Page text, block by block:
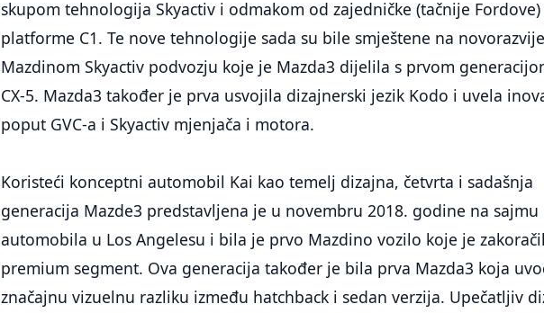
skupom tehnologija Skyactiv i odmakom od zajedničke (tačnije Fordove)
platforme C1. Te nove tehnologije sada su bile smještene na
Mazdinom Skyactiv podvozju koje je Mazda3 dijelila s prvom
CX-5. Mazda3 također je prva usvojila dizajnerski jezik Kodo i uvela
poput GVC-a i Skyactiv mjenjača i motora.
Koristeći konceptni automobil Kai kao temelj dizajna, četvrta i sadašnja
generacija Mazde3 predstavljena je u novembru 2018. godine na sajmu
automobila u Los Angelesu i bila je prvo Mazdino vozilo koje je
premium segment. Ova generacija također je bila prva Mazda3 koja
značajnu vizuelnu razliku između hatchback i sedan verzija. Upečatljiv